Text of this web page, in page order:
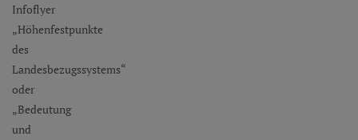
Infoflyer
„Höhenfestpunkte
des
Landesbezugssystems“
oder
„Bedeutung
und